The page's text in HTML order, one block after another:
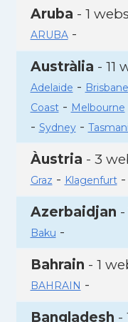
Aruba - 1 webs
ARUBA-
Austràlia - 11
Adelaide - Brisbane
Coast- Melbourne
- Sydney-
Àustria - 3
Graz - Klagenfurt-
Azerbaidjan
Baku -
Bahrain - 1
BAHRAIN -
Bangladesh -